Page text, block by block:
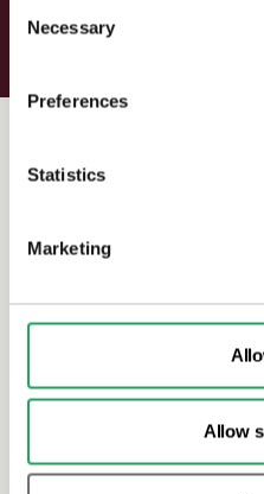
Selection
Necessary
Preferences
Statistics
Marketing
Allow
AI för att förebygga